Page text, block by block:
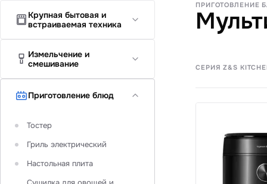
Крупная бытовая и
встраиваемая техника
Варочная панель
Духовой электрический шкаф
Микроволновые печи
Холодильник
Винный шкаф
Измельчение и
смешивание
Блендеры
Миксер
Кухонные комбайны
Измельчитель
Приготовление блюд
Тостер
Гриль электрический
Настольная плита
ПРИГОТОВЛЕНИЕ
СЕРИЯ Z&S